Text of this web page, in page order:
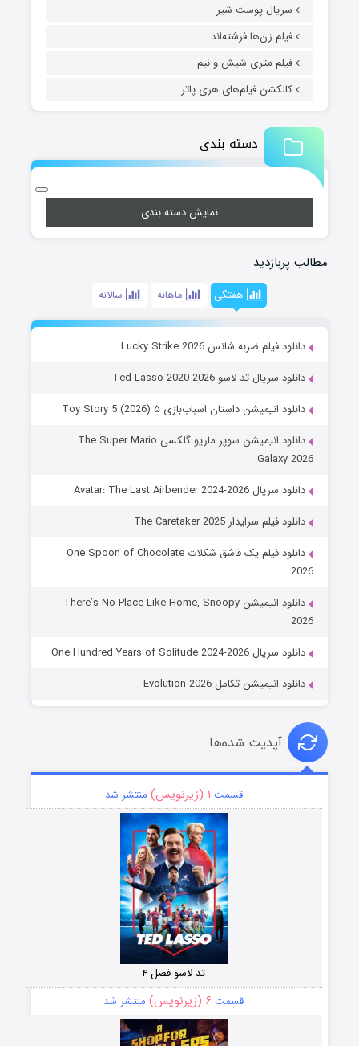
سریال پوست شیر
فیلم زن‌ها فرشته‌اند
فیلم متری شیش و نیم
کالکشن فیلم‌های هری پاتر
دسته بندی
نمایش دسته بندی
مطالب پربازدید
هفتگی ماهانه سالانه
دانلود فیلم ضربه شانس Lucky Strike 2026
دانلود سریال تد لاسو Ted Lasso 2020-2026
دانلود انیمیشن داستان اسباب‌بازی ۵ Toy Story 5 (2026)
دانلود انیمیشن سوپر ماریو گلکسی The Super Mario
Galaxy 2026
دانلود سریال Avatar: The Last Airbender 2024-2026
دانلود فیلم سرایدار The Caretaker 2025
دانلود فیلم یک قاشق شکلات One Spoon of Chocolate
2026
دانلود انیمیشن There’s No Place Like Home, Snoopy
2026
دانلود سریال One Hundred Years of Solitude 2024-2026
دانلود انیمیشن تکامل Evolution 2026
آپدیت شده‌ها
قسمت ۱ (زیرنویس) منتشر شد
تد لاسو فصل ۴
قسمت ۶ (زیرنویس) منتشر شد